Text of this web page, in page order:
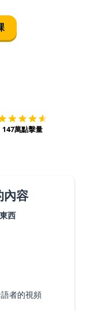
147萬點擊量
內容
西
者的視頻